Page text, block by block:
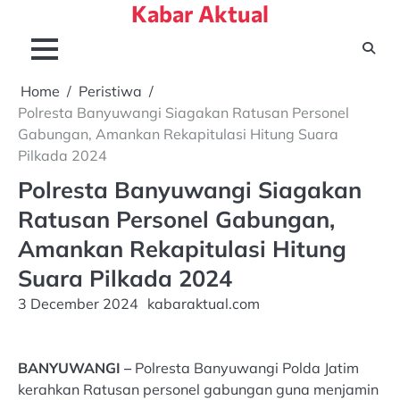
content
Kabar Aktual
Home
Peristiwa
Polresta Banyuwangi Siagakan Ratusan Personel
Gabungan, Amankan Rekapitulasi Hitung Suara
Pilkada 2024
Polresta Banyuwangi Siagakan
Ratusan Personel Gabungan,
Amankan Rekapitulasi Hitung
Suara Pilkada 2024
3 December 2024 kabaraktual.com
BANYUWANGI –Polresta Banyuwangi Polda Jatim
kerahkan Ratusan personel gabungan guna menjamin